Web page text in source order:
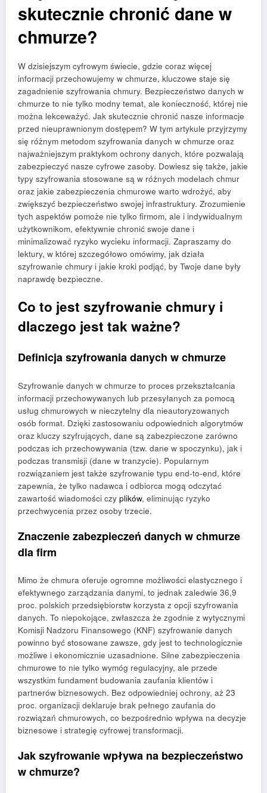
skutecznie chronić dane w
chmurze?
W dzisiejszym cyfrowym świecie, gdzie coraz więcej
informacji przechowujemy w chmurze, kluczowe staje się
zagadnienie szyfrowania chmury. Bezpieczeństwo danych w
chmurze to nie tylko modny temat, ale konieczność, której nie
można lekceważyć. Jak skutecznie chronić nasze informacje
przed nieuprawnionym dostępem? W tym artykule przyjrzymy
się różnym metodom szyfrowania danych w chmurze oraz
najważniejszym praktykom ochrony danych, które pozwalają
zabezpieczyć nasze cyfrowe zasoby. Dowiesz się także, jakie
typy szyfrowania stosowane są w różnych modelach chmur
oraz jakie zabezpieczenia chmurowe warto wdrożyć, aby
zwiększyć bezpieczeństwo swojej infrastruktury. Zrozumienie
tych aspektów pomoże nie tylko firmom, ale i indywidualnym
użytkownikom, efektywnie chronić swoje dane i
minimalizować ryzyko wycieku informacji. Zapraszamy do
lektury, w której szczegółowo omówimy, jak działa
szyfrowanie chmury i jakie kroki podjąć, by Twoje dane były
naprawdę bezpieczne.
Co to jest szyfrowanie chmury i
dlaczego jest tak ważne?
Definicja szyfrowania danych w chmurze
Szyfrowanie danych w chmurze to proces przekształcania
informacji przechowywanych lub przesyłanych za pomocą
usług chmurowych w nieczytelny dla nieautoryzowanych
osób format. Dzięki zastosowaniu odpowiednich algorytmów
oraz kluczy szyfrujących, dane są zabezpieczone zarówno
podczas ich przechowywania (tzw. dane w spoczynku), jak i
podczas transmisji (dane w tranzycie). Popularnym
rozwiązaniem jest także szyfrowanie typu end-to-end, które
zapewnia, że tylko nadawca i odbiorca mogą odczytać
zawartość wiadomości czy plików, eliminując ryzyko
przechwycenia przez osoby trzecie.
Znaczenie zabezpieczeń danych w chmurze
dla firm
Mimo że chmura oferuje ogromne możliwości elastycznego i
efektywnego zarządzania danymi, to jednak zaledwie 36,9
proc. polskich przedsiębiorstw korzysta z opcji szyfrowania
danych. To niepokojące, zwłaszcza że zgodnie z wytycznymi
Komisji Nadzoru Finansowego (KNF) szyfrowanie danych
powinno być stosowane zawsze, gdy jest to technologicznie
możliwe i ekonomicznie uzasadnione. Silne zabezpieczenia
chmurowe to nie tylko wymóg regulacyjny, ale przede
wszystkim fundament budowania zaufania klientów i
partnerów biznesowych. Bez odpowiedniej ochrony, aż 23
proc. organizacji deklaruje brak pełnego zaufania do
rozwiązań chmurowych, co bezpośrednio wpływa na decyzje
biznesowe i strategię cyfrowej transformacji.
Jak szyfrowanie wpływa na bezpieczeństwo
w chmurze?